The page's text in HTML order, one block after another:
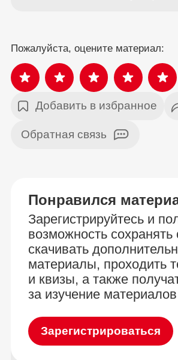
Пожалуйста, оцените материал:
Добавить в избранное
Обратная связь
Понравился
Зарегистрируйтесь и
возможность сохранять
скачивать
материалы, проходить
и квизы, а также
за изучение материалов
Зарегистрироваться